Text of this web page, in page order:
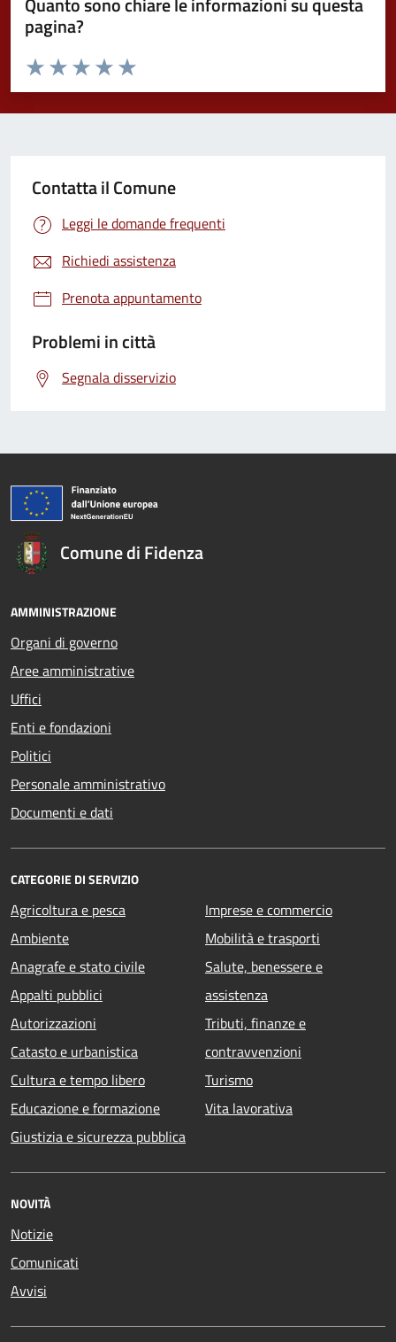
pagina?
Valuta da 1 a 5 stelle la pagina
Valuta 5 stelle su 5
Valuta 4 stelle su 5
Valuta 3 stelle su 5
Valuta 2 stelle su 5
Valuta 1 stelle su 5
Contatta il Comune
Leggi le domande frequenti
Richiedi assistenza
Prenota appuntamento
Problemi in città
Segnala disservizio
Comune di Fidenza
AMMINISTRAZIONE
Organi di governo
Aree amministrative
Uffici
Enti e fondazioni
Politici
Personale amministrativo
Documenti e dati
CATEGORIE DI SERVIZIO
Agricoltura e pesca
Ambiente
Anagrafe e stato civile
Appalti pubblici
Autorizzazioni
Catasto e urbanistica
Cultura e tempo libero
Educazione e formazione
Giustizia e sicurezza pubblica
Imprese e commercio
Mobilità e trasporti
Salute, benessere e
assistenza
Tributi, finanze e
contravvenzioni
Turismo
Vita lavorativa
NOVITÀ
Notizie
Comunicati
Avvisi